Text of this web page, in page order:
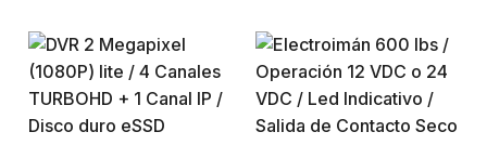
conductores tri-
metálicos de resistencia
extremadamente baja,
los cuales están
radiación y
reducir falsas
alarmas.Los avanzados
detectores de